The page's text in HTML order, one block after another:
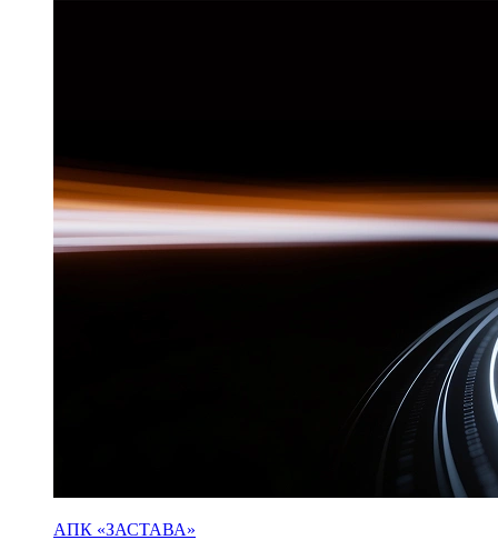
АПК «ЗАСТАВА»